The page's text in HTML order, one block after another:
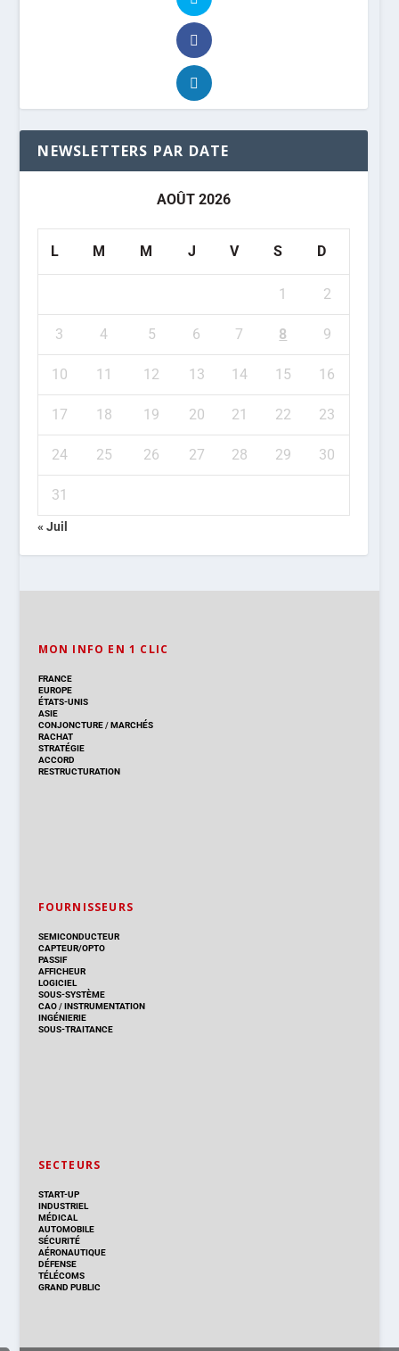
NEWSLETTERS PAR DATE
AOÛT 2026
L M M J V S D
1 2
3 4 5 6 7 8 9
10 11 12 13 14 15 16
17 18 19 20 21 22 23
24 25 26 27 28 29 30
31
« Juil
MON INFO EN 1 CLIC
FRANCE
EUROPE
ÉTATS-UNIS
ASIE
CONJONCTURE/ MARCHÉS
RACHAT
STRATÉGIE
ACCORD
RESTRUCTURATION
FOURNISSEURS
SEMICONDUCTEUR
CAPTEUR/OPTO
PASSIF
AFFICHEUR
LOGICIEL
SOUS-SYSTÈME
CAO/INSTRUMENTATION
INGÉNIERIE
SOUS-TRAITANCE
SECTEURS
START-UP
INDUSTRIEL
MÉDICAL
AUTOMOBILE
SÉCURITÉ
AÉRONAUTIQUE
DÉFENSE
TÉLÉCOMS
GRAND PUBLIC